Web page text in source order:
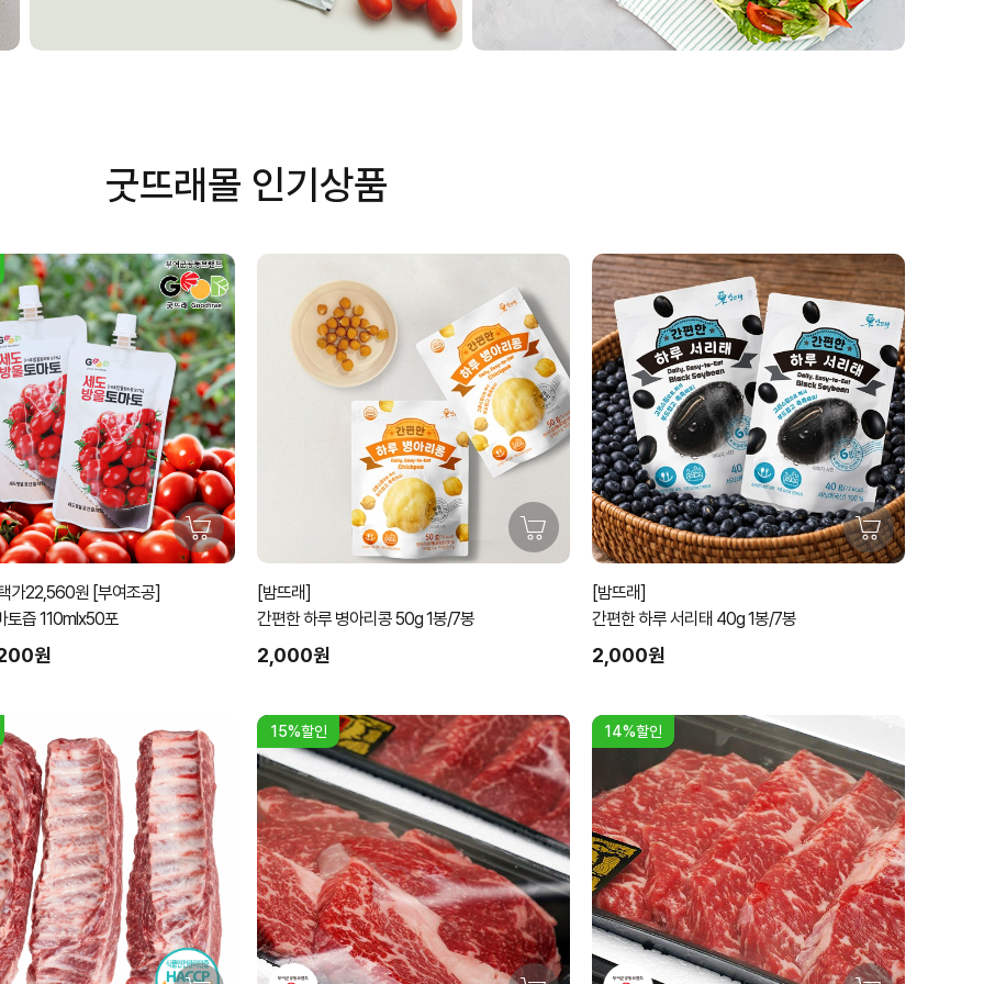
굿뜨래몰 인기상품
가22,560원 [부여조공]
토즙 110mlx50포
원
[밤뜨래]
간편한 하루 병아리콩 50g 1봉/7봉
2,000원
[밤뜨래]
간편한 하루 서리태 40g 1봉/7봉
2,000원
15%할인 14%할인